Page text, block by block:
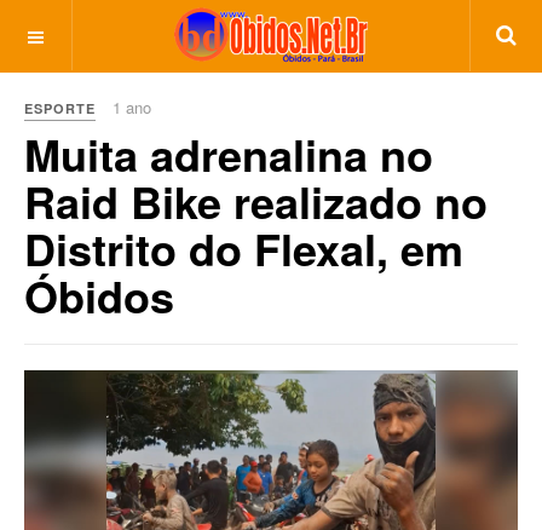
ESPORTE 1 ano
Muita adrenalina no
Raid Bike realizado no
Distrito do Flexal, em
Óbidos